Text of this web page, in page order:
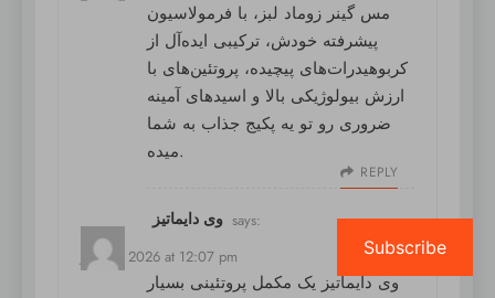
مس گینر زوماد لبز ، با فرمولاسیون
پیشرفته خودش، ترکیبی ایده‌آل از
کربوهیدرات‌های پیچیده، پروتئین‌های با
ارزش بیولوژیکی بالا و اسیدهای آمینه
ضروری رو تو یه پکیج جذاب به شما
میده.
REPLY
وی دایماتیز says:
July 19, 2026 at 12:07 pm
وی دایماتیز یک مکمل پروتئینی بسیار
Subscribe